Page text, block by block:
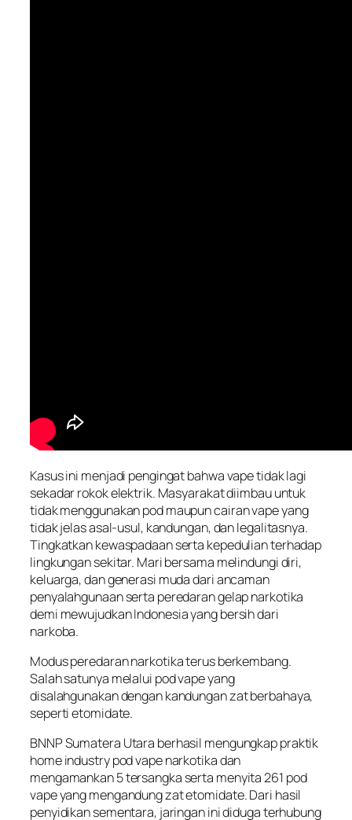
Kasus ini menjadi pengingat bahwa vape tidak lagi
sekadar rokok elektrik. Masyarakat diimbau untuk
tidak menggunakan pod maupun cairan vape yang
tidak jelas asal-usul, kandungan, dan legalitasnya.
Tingkatkan kewaspadaan serta kepedulian terhadap
lingkungan sekitar. Mari bersama melindungi diri,
keluarga, dan generasi muda dari ancaman
penyalahgunaan serta peredaran gelap narkotika
demi mewujudkan Indonesia yang bersih dari
narkoba.
Modus peredaran narkotika terus berkembang.
Salah satunya melalui pod vape yang
disalahgunakan dengan kandungan zat berbahaya,
seperti etomidate.
BNNP Sumatera Utara berhasil mengungkap praktik
home industry pod vape narkotika dan
mengamankan 5 tersangka serta menyita 261 pod
vape yang mengandung zat etomidate. Dari hasil
penyidikan sementara, jaringan ini diduga terhubung